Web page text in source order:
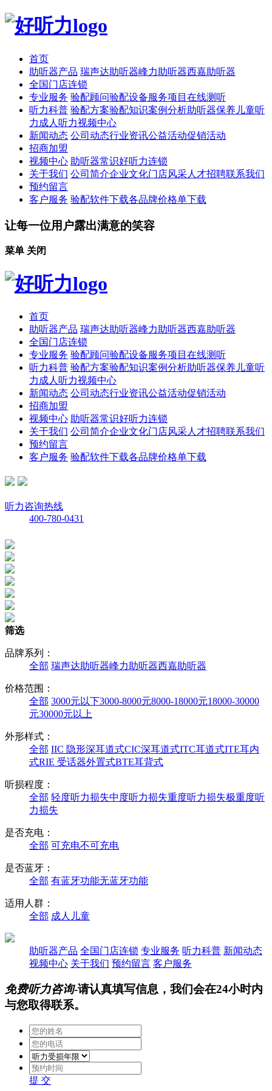
首页
助听器产品 瑞声达助听器峰力助听器西嘉助听器
全国门店连锁
专业服务 验配顾问验配设备服务项目 在线测听
听力科普 验配方案验配知识案例分析助听器保养 儿童听
力 成人听力视频中心
新闻动态 公司动态行业资讯公益活动促销活动
招商加盟
视频中心 助听器常识好听力连锁
关于我们 公司简介企业文化门店风采人才招聘联系我们
预约留言
客户服务 验配软件下载各品牌价格单下载
让每一位用户露出满意的笑容
菜单 关闭
首页
助听器产品 瑞声达助听器峰力助听器西嘉助听器
全国门店连锁
专业服务 验配顾问验配设备服务项目 在线测听
听力科普 验配方案验配知识案例分析助听器保养 儿童听
力 成人听力视频中心
新闻动态 公司动态行业资讯公益活动促销活动
招商加盟
视频中心 助听器常识好听力连锁
关于我们 公司简介企业文化门店风采人才招聘联系我们
预约留言
客户服务 验配软件下载各品牌价格单下载
听力咨询热线
400-780-0431
筛选
品牌系列：
全部 瑞声达助听器峰力助听器西嘉助听器
价格范围：
全部 3000元以下3000-8000元8000-18000元18000-30000
元30000元以上
外形样式：
全部 IIC 隐形深耳道式CIC深耳道式ITC耳道式ITE耳内
式RIE 受话器外置式BTE耳背式
听损程度：
全部 轻度听力损失中度听力损失重度听力损失极重度听
力损失
是否充电：
全部 可充电不可充电
是否蓝牙：
全部 有蓝牙功能无蓝牙功能
适用人群：
全部 成人 儿童
助听器产品 全国门店连锁 专业服务 听力科普 新闻动态
视频中心 关于我们 预约留言 客户服务
免费听力咨询-请认真填写信息，我们会在24小时内
与您取得联系。
提 交